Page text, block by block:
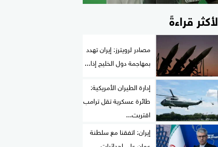
قراءةً
مصادر لرويترز: إيران تهدد
بمهاجمة دول الخليج إذا...
إدارة الطيران الأمريكية:
طائرة عسكرية تقل ترامب
اقتربت...
إيران: اتفقنا مع سلطنة